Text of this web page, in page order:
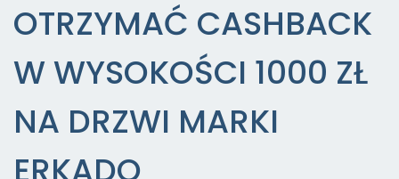
OTRZYMAĆ CASHBACK
W WYSOKOŚCI 1000 ZŁ
NA DRZWI MARKI